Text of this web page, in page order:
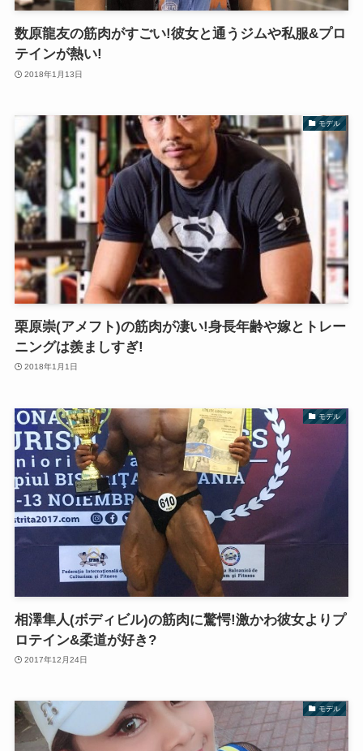
数原龍友の筋肉がすごい!彼女と通うジムや私服&プロ
テインが熱い!
2018年1月13日
モデル
栗原崇(アメフト)の筋肉が凄い!身長年齢や嫁とトレー
ニングは羨ましすぎ!
2018年1月1日
モデル
相澤隼人(ボディビル)の筋肉に驚愕!激かわ彼女よりプ
ロテイン&柔道が好き?
2017年12月24日
モデル